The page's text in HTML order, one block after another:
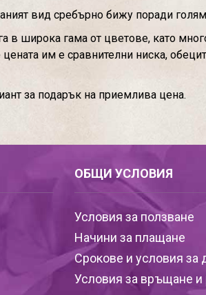
вид сребърно бижу поради
в широка гама от цветове, като
им е сравнителни ниска,
за подарък на приемлива цена.
ОБЩИ УСЛОВИЯ
Условия за ползване
Начини за плащане
Срокове и условия за
Условия за връщане и